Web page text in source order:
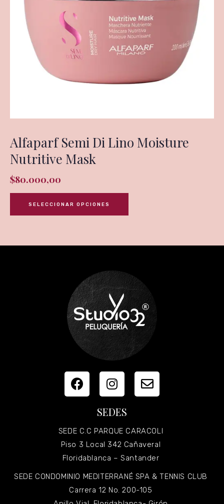
Alfaparf Semi Di Lino Moisture
Nutritive Mask
$80.000,00
SELECCIONAR OPCIONES
SEDES
SEDE C.C PARQUE CARACOLI
Piso 3 Local 342 Cañaveral
Floridablanca – Santander
SEDE CONDOMINIO MEDITERRANÉ SPA & TENNIS CLUB
Carrera 12 No. 200-105